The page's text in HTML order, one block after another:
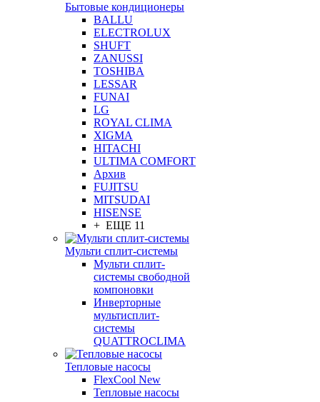
Бытовые кондиционеры
BALLU
ELECTROLUX
SHUFT
ZANUSSI
TOSHIBA
LESSAR
FUNAI
LG
ROYAL CLIMA
XIGMA
HITACHI
ULTIMA COMFORT
Архив
FUJITSU
MITSUDAI
HISENSE
+ ЕЩЕ 11
Мульти сплит-системы
Мульти сплит-
системы свободной
компоновки
Инверторные
мультисплит-
системы
QUATTROCLIMA
Тепловые насосы
FlexCool New
Тепловые насосы